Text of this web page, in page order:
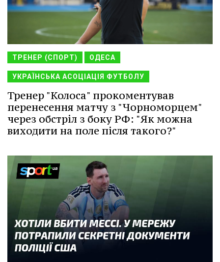
ТРЕНЕР (СПОРТ) ОДЕСА
УКРАЇНСЬКА АСОЦІАЦІЯ ФУТБОЛУ
Тренер "Колоса" прокоментував
перенесення матчу з "Чорноморцем"
через обстріл з боку РФ: "Як можна
виходити на поле після такого?"